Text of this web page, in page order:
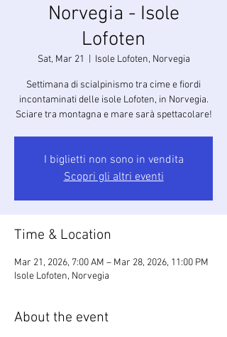
Norvegia - Isole
Lofoten
Sat, Mar 21 Isole Lofoten, Norvegia
Settimana di scialpinismo tra cime e fiordi
incontaminati delle isole Lofoten, in Norvegia.
Sciare tra montagna e mare sarà spettacolare!
I biglietti non sono in vendita
Scopri gli altri eventi
Time & Location
Mar 21, 2026, 7:00 AM – Mar 28, 2026, 11:00 PM
Isole Lofoten, Norvegia
About the event